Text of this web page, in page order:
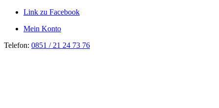
Link zu Facebook
Mein Konto
Telefon: 0851 / 21 24 73 76